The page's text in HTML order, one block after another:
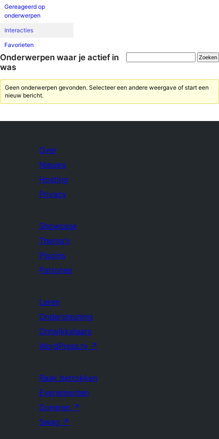
Gereageerd op
onderwerpen
Interacties
Favorieten
Onderwerpen waar je actief in
was
Geen onderwerpen gevonden. Selecteer een andere weergave of start een
nieuw bericht.
Over
Nieuws
Hosting
Privacy
Showcase
Thema's
Plugins
Patronen
Leren
Ondersteuning
Ontwikkelaars
WordPress.tv ↗
Raak betrokken
Evenementen
Doneren ↗
Swag ↗